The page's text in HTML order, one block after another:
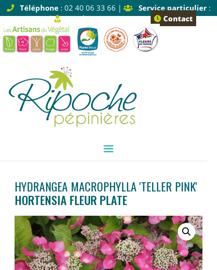
Téléphone: 02 40 06 33 66 | Service particulier:
Tapez 1 |
Service pro: Tapez 2 Contact
HYDRANGEA MACROPHYLLA 'TELLER PINK'
HORTENSIA FLEUR PLATE